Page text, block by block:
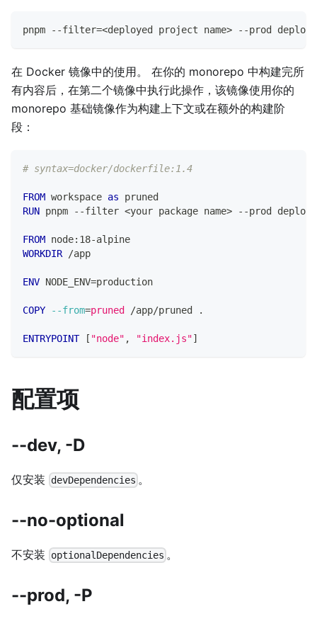
pnpm --filter=<deployed project name> --prod
在 Docker 镜像中的使用。 在你的 monorepo 中构建完所
有内容后，在第二个镜像中执行此操作，该镜像使用你的
monorepo 基础镜像作为构建上下文或在额外的构建阶
段：
# syntax=docker/dockerfile:1.4
FROM workspace as pruned
RUN pnpm --filter <your package name> --prod deploy
FROM node:18-alpine
WORKDIR /app
ENV NODE_ENV=production
COPY --from=pruned /app/pruned .
ENTRYPOINT [ "node" , "index.js"]
配置项
--dev, -D
仅安装 devDependencies 。
--no-optional
不安装 optionalDependencies 。
--prod, -P